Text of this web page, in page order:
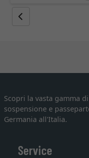
Scopri la vasta gamma
sospensione e
Germania all'Italia.
Service